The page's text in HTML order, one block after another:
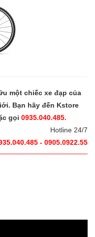
một chiếc xe đạp của
Bạn hãy đến Kstore
gọi 0935.040.485.
Hotline 24/7
- 0905.0922.55